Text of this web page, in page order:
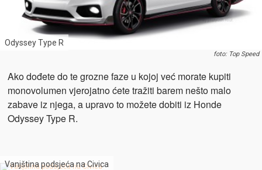
Odyssey Type R
foto: Top Speed
Ako dođete do te grozne faze u kojoj već morate kupiti
monovolumen vjerojatno ćete tražiti barem nešto malo
zabave iz njega, a upravo to možete dobiti iz Honde
Odyssey Type R.
Vanjština podsjeća na Civica